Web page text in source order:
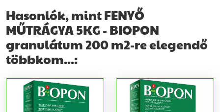
Hasonlók, mint FENYŐ
MŰTRÁGYA 5KG - BIOPON
granulátum 200 m2-re elegendő
többkom...: